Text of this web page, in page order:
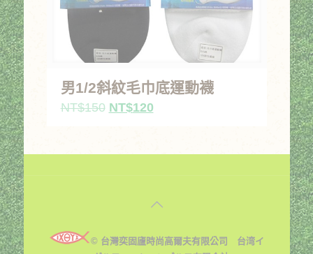
男1/2斜紋毛巾底運動襪
NT$150 原
格：
NT$120目
格：
© 台灣奕固廬時尚高爾夫有限公司 台湾イ